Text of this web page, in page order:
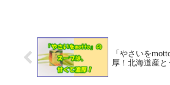
「やさいを
厚！北海道産